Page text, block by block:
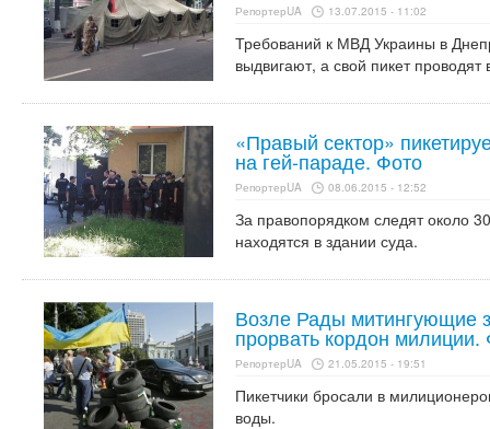
РепортерUA 13.07.2015 - 11:02
Требований к МВД Украины в
выдвигают, а свой пикет проводят
«Правый сектор»
на гей-параде. Фото
РепортерUA 08.06.2015 - 12:52
За правопорядком следят около
находятся в здании суда.
Возле Рады митингующие
прорвать кордон милиции.
РепортерUA 21.05.2015 - 19:51
Пикетчики бросали в
воды.